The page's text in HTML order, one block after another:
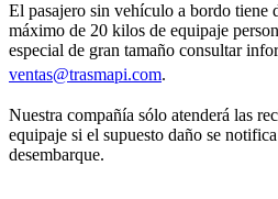
El pasajero sin vehículo a bordo tiene
máximo de 20 kilos de equipaje
especial de gran tamaño consultar
ventas@trasmapi.com.
Nuestra compañía sólo atenderá las
equipaje si el supuesto daño se
desembarque.